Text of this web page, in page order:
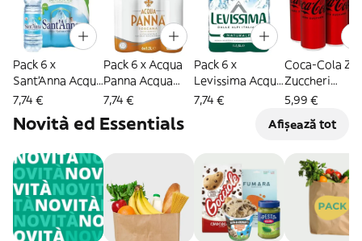
Pack 6 x
Sant'Anna Acqua
Naturale 1,5L
7,74 €
Pack 6 x Acqua
Panna Acqua
Naturale 1,5L
7,74 €
Pack 6 x
Levissima Acqua
Minerale
Oligominerale
7,74 €
Coca-Cola
Zuccheri
6x330ml
5,99 €
Novità ed Essentials Afișează tot